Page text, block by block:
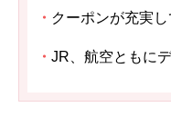
・ クーポンが充実し
・ JR、航空ともに